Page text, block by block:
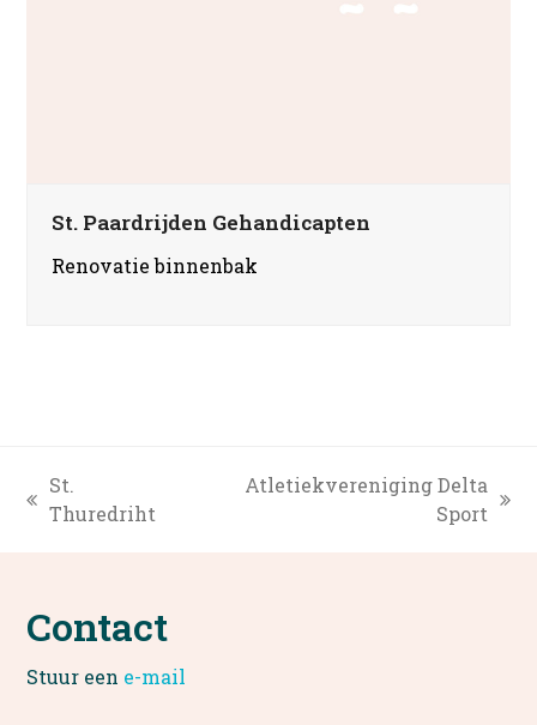
St. Paardrijden Gehandicapten
Renovatie binnenbak
previous
St.
Thuredriht
Atletiekvereniging Delta
Sport
Contact
Stuur een e-mail